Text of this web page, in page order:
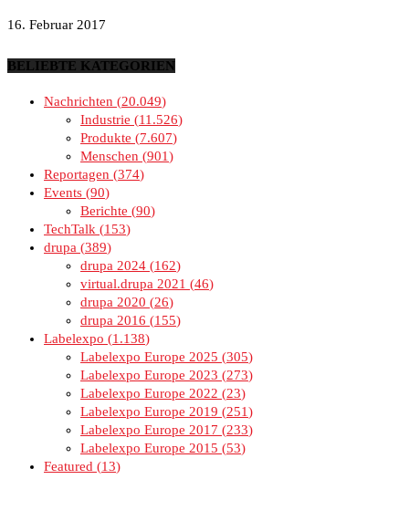
16. Februar 2017
BELIEBTE KATEGORIEN
Nachrichten
20.049
Industrie
11.526
Produkte
7.607
Menschen
901
Reportagen
374
Events 90
Berichte
90
TechTalk
153
drupa 389
drupa 2024
162
virtual.drupa 2021
46
drupa 2020
26
drupa 2016
155
Labelexpo
1.138
Labelexpo Europe 2025
305
Labelexpo Europe 2023
273
Labelexpo Europe 2022
23
Labelexpo Europe 2019
251
Labelexpo Europe 2017
233
Labelexpo Europe 2015
53
Featured
13